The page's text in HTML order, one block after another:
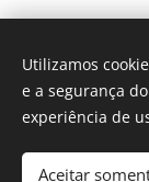
Av.
Fone/Fax
Utilizamos
e a segurança
experiência de
Aceitar